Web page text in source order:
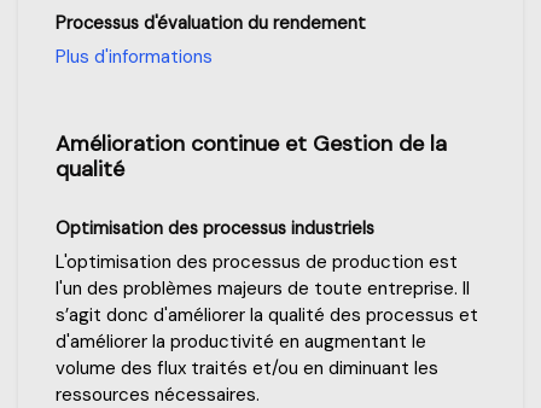
Processus d'évaluation du rendement
Plus d'informations
Amélioration continue et Gestion de la
qualité
Optimisation des processus industriels
L'optimisation des processus de production est
l'un des problèmes majeurs de toute entreprise. Il
s’agit donc d'améliorer la qualité des processus et
d'améliorer la productivité en augmentant le
volume des flux traités et/ou en diminuant les
ressources nécessaires.